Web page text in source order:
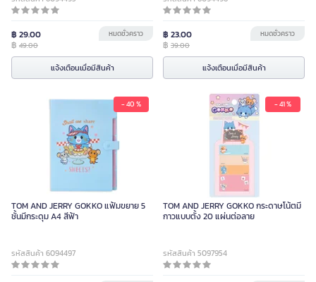
฿ 29.00
฿ 49.00
หมดชั่วคราว
แจ้งเตือนเมื่อมีสินค้า
฿ 23.00
฿ 39.00
หมดชั่วคราว
แจ้งเตือนเมื่อมีสินค้า
- 40 %
TOM AND JERRY GOKKO แฟ้มขยาย 5
ชั้นมีกระดุม A4 สีฟ้า
รหัสสินค้า 6094497
- 41 %
TOM AND JERRY GOKKO กระดาษโน้ตมี
กาวแบบตั้ง 20 แผ่นต่อลาย
รหัสสินค้า 5097954